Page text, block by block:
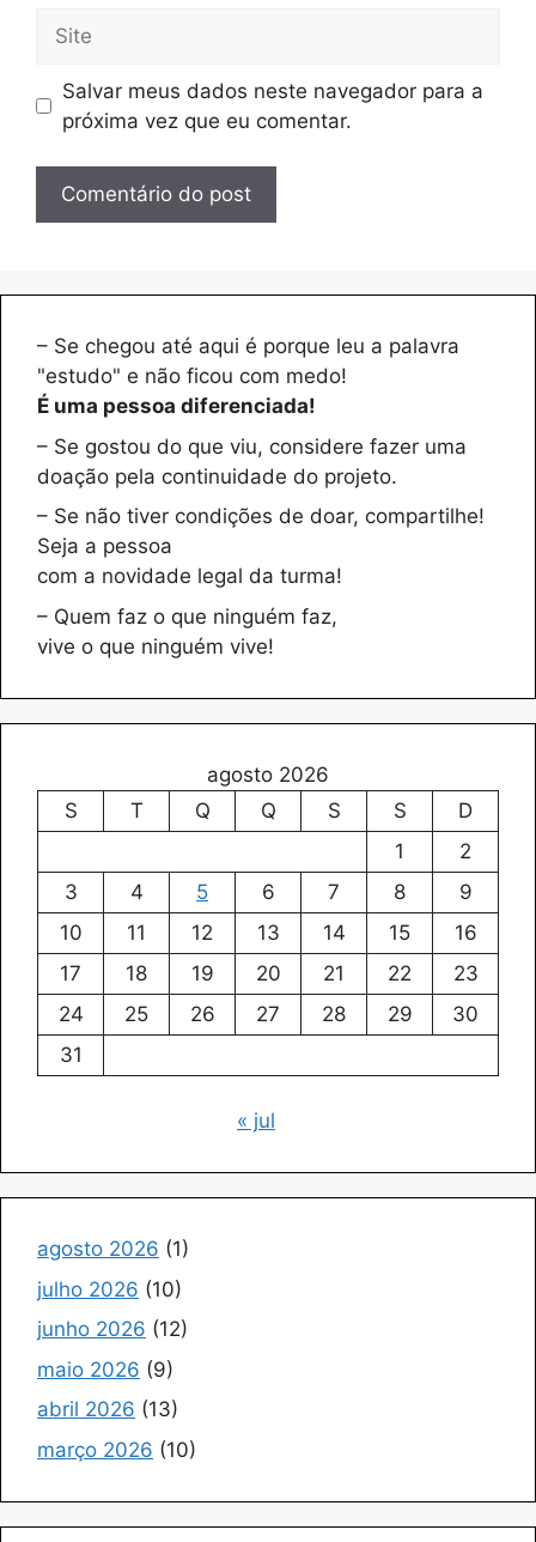
Salvar meus dados neste navegador para a
próxima vez que eu comentar.
– Se chegou até aqui é porque leu a palavra
"estudo" e não ficou com medo!
É uma pessoa diferenciada!
– Se gostou do que viu, considere fazer uma
doação pela continuidade do projeto.
– Se não tiver condições de doar, compartilhe!
Seja a pessoa
com a novidade legal da turma!
– Quem faz o que ninguém faz,
vive o que ninguém vive!
agosto 2026
S
T Q Q S S
D
1
2
3
4 5 6 7 8
9
10
11 12 13 14 15
16
17
18 19 20 21 22
23
24
25 26 27 28 29
30
31
« jul
agosto 2026 (1)
julho 2026 (10)
junho 2026 (12)
maio 2026 (9)
abril 2026 (13)
março 2026 (10)